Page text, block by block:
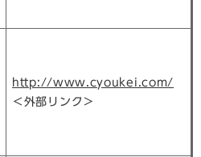
http://www.cyoukei.com/
＜外部リンク＞